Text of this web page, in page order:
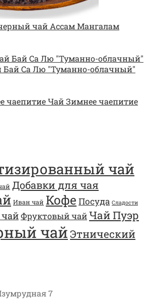
чай Ассам Мангалам
Бай Са Лю "Туманно-облачный"
Чай Зимнее чаепитие
чай
Добавки для чая
Иван чай Кофе Посуда Сладости
Фруктовый чайЧай Пуэр
чайЭтнический
7